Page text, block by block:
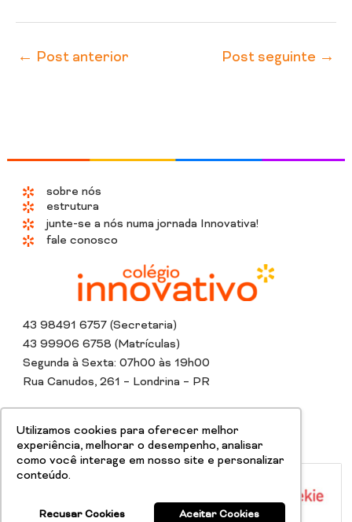
Utilizamos cookies para oferecer melhor
experiência, melhorar o desempenho, analisar
como você interage em nosso site e personalizar
conteúdo.
Recusar Cookies Aceitar Cookies
← Post anterior Post seguinte →
sobre nós
estrutura
junte-se a nós numa jornada Innovativa!
fale conosco
43 98491 6757 (Secretaria)
43 99906 6758 (Matrículas)
Segunda à Sexta: 07h00 às 19h00
Rua Canudos, 261 – Londrina – PR
InstagramWhatsapp
TiktokLinkedinYoutube